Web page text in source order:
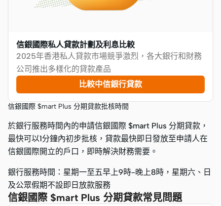
信銀國際私人貸款計劃及利息比較
2025年香港私人貸款市場競爭激烈，各大銀行和財務
公司推出多樣化的貸款產品
比較中信銀行貸款
信銀國際 $mart Plus 分期貸款批核時間
於銀行服務時間內的申請信銀國際 $mart Plus 分期貸款，
最快可以1分鐘內初步批核，貸款最快即日發放至申請人在
信銀國際開立的戶口，即時解決財務需要。
銀行服務時間：星期一至五早上9時–晚上8時，星期六、日
及公眾假期不設即日放款服務
信銀國際 $mart Plus 分期貸款常見問題